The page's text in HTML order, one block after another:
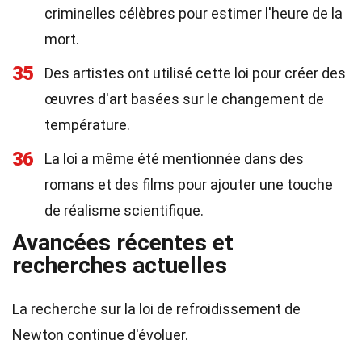
criminelles célèbres pour estimer l'heure de la
mort.
35
Des artistes ont utilisé cette loi pour créer des
œuvres d'art basées sur le changement de
température.
36
La loi a même été mentionnée dans des
romans et des films pour ajouter une touche
de réalisme scientifique.
Avancées récentes et
recherches actuelles
La recherche sur la loi de refroidissement de
Newton continue d'évoluer.